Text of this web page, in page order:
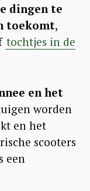
dingen te
toekomt,
tochtjes in de
en het
worden
en het
scooters
een